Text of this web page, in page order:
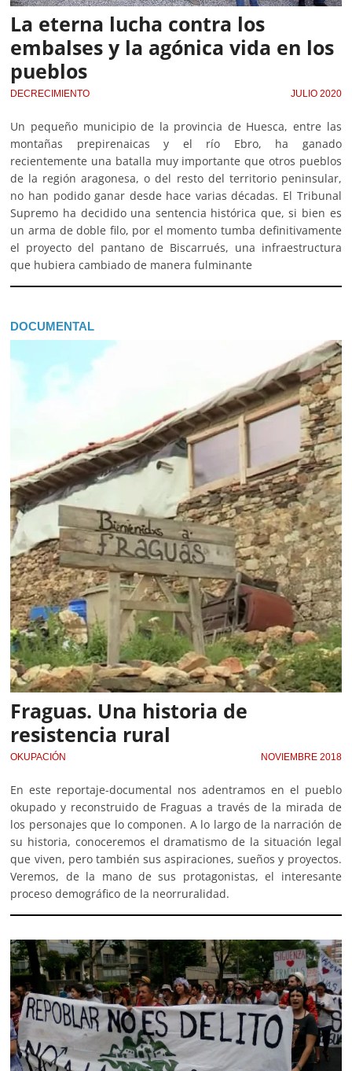
La eterna lucha contra los
embalses y la agónica vida en los
pueblos
DECRECIMIENTO JULIO 2020
Un pequeño municipio de la provincia de Huesca, entre las
montañas prepirenaicas y el río Ebro, ha ganado
recientemente una batalla muy importante que otros pueblos
de la región aragonesa, o del resto del territorio peninsular,
no han podido ganar desde hace varias décadas. El Tribunal
Supremo ha decidido una sentencia histórica que, si bien es
un arma de doble filo, por el momento tumba definitivamente
el proyecto del pantano de Biscarrués, una infraestructura
que hubiera cambiado de manera fulminante
DOCUMENTAL
Fraguas. Una historia de
resistencia rural
OKUPACIÓN NOVIEMBRE 2018
En este reportaje-documental nos adentramos en el pueblo
okupado y reconstruido de Fraguas a través de la mirada de
los personajes que lo componen. A lo largo de la narración de
su historia, conoceremos el dramatismo de la situación legal
que viven, pero también sus aspiraciones, sueños y proyectos.
Veremos, de la mano de sus protagonistas, el interesante
proceso demográfico de la neorruralidad.